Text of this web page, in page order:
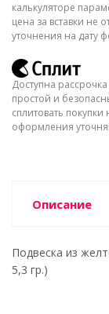
калькуляторе
цена за вставки не
уточнения на дату
Доступна
простой и
сплитовать
оформления
Описание
Подвеска из
5,3 гр.)